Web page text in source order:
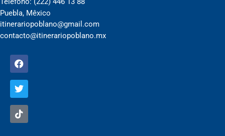
Puebla, Mêxico
itinerariopoblano@gmail.com
contacto@itinerariopoblano.mx